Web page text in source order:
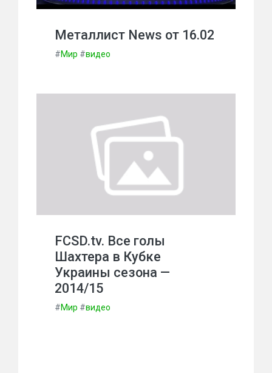
Металлист News от 16.02
#Мир #видео
FCSD.tv. Все голы
Шахтера в Кубке
Украины сезона —
2014/15
#Мир #видео